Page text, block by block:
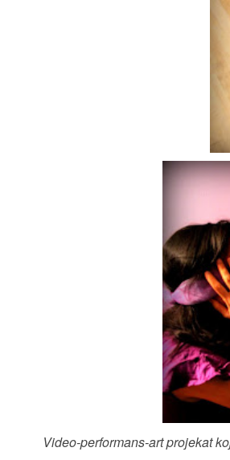
Video-performans-art projekat